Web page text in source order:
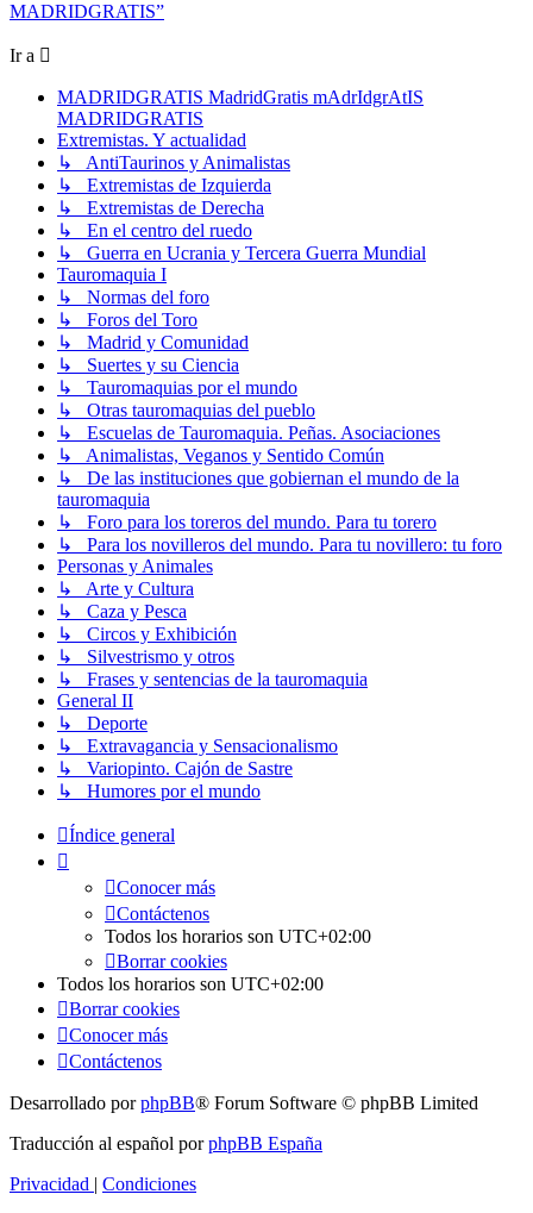
MADRIDGRATIS”
Ir a
MADRIDGRATIS MadridGratis mAdrIdgrAtIS
MADRIDGRATIS
Extremistas. Y actualidad
↳ AntiTaurinos y Animalistas
↳ Extremistas de Izquierda
↳ Extremistas de Derecha
↳ En el centro del ruedo
↳ Guerra en Ucrania y Tercera Guerra Mundial
Tauromaquia I
↳ Normas del foro
↳ Foros del Toro
↳ Madrid y Comunidad
↳ Suertes y su Ciencia
↳ Tauromaquias por el mundo
↳ Otras tauromaquias del pueblo
↳ Escuelas de Tauromaquia. Peñas. Asociaciones
↳ Animalistas, Veganos y Sentido Común
↳ De las instituciones que gobiernan el mundo de la
tauromaquia
↳ Foro para los toreros del mundo. Para tu torero
↳ Para los novilleros del mundo. Para tu novillero: tu foro
Personas y Animales
↳ Arte y Cultura
↳ Caza y Pesca
↳ Circos y Exhibición
↳ Silvestrismo y otros
↳ Frases y sentencias de la tauromaquia
General II
↳ Deporte
↳ Extravagancia y Sensacionalismo
↳ Variopinto. Cajón de Sastre
↳ Humores por el mundo
Índice general
Conocer más
Contáctenos
Todos los horarios son UTC+02:00
Borrar cookies
Todos los horarios son UTC+02:00
Borrar cookies
Conocer más
Contáctenos
Desarrollado porphpBB® Forum Software © phpBB Limited
Traducción al español porphpBB España
Privacidad | Condiciones